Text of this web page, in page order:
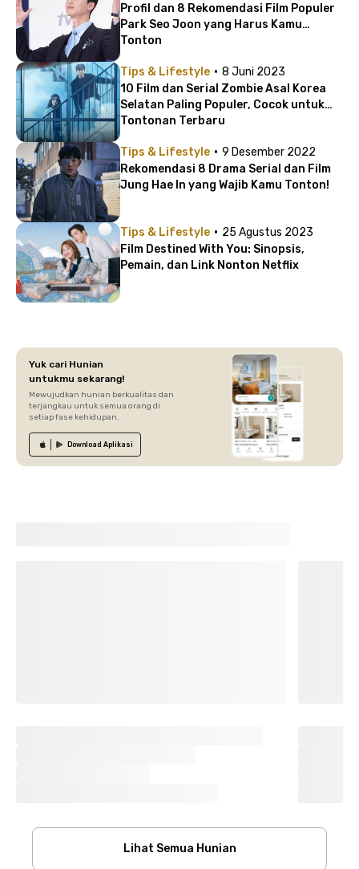
Profil dan 8 Rekomendasi Film Populer
Park Seo Joon yang Harus Kamu
Tonton
Tips & Lifestyle · 8 Juni 2023
10 Film dan Serial Zombie Asal Korea
Selatan Paling Populer, Cocok untuk
Tontonan Terbaru
Tips & Lifestyle · 9 Desember 2022
Rekomendasi 8 Drama Serial dan Film
Jung Hae In yang Wajib Kamu Tonton!
Tips & Lifestyle · 25 Agustus 2023
Film Destined With You: Sinopsis,
Pemain, dan Link Nonton Netflix
Yuk cari Hunian
untukmu sekarang!
Mewujudkan hunian berkualitas dan
terjangkau untuk semua orang di
setiap fase kehidupan.
Download Aplikasi
Lihat Semua Hunian